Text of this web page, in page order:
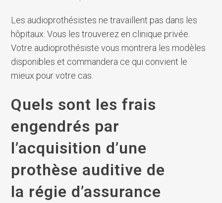
Les audioprothésistes ne travaillent pas dans les
hôpitaux. Vous les trouverez en clinique privée.
Votre audioprothésiste vous montrera les modèles
disponibles et commandera ce qui convient le
mieux pour votre cas.
Quels sont les frais
engendrés par
l’acquisition d’une
prothèse auditive de
la régie d’assurance